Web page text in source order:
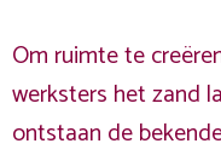
Om ruimte te
werksters het zand
ontstaan de